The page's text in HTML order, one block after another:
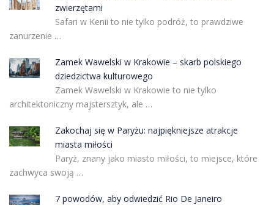
zwierzętami
Safari w Kenii to nie tylko podróż, to prawdziwe
zanurzenie …
Zamek Wawelski w Krakowie – skarb polskiego
dziedzictwa kulturowego
Zamek Wawelski w Krakowie to nie tylko
architektoniczny majstersztyk, ale …
Zakochaj się w Paryżu: najpiękniejsze atrakcje
miasta miłości
Paryż, znany jako miasto miłości, to miejsce, które
zachwyca swoją …
7 powodów, aby odwiedzić Rio De Janeiro